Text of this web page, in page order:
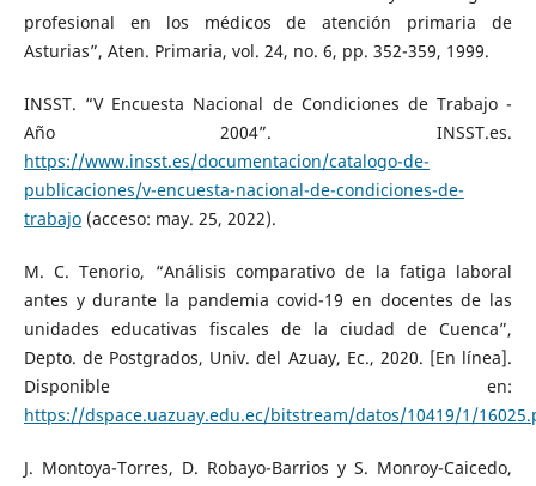
profesional en los médicos de atención primaria de
Asturias”, Aten. Primaria, vol. 24, no. 6, pp. 352-359, 1999.
INSST. “V Encuesta Nacional de Condiciones de Trabajo -
Año 2004”. INSST.es.
https://www.insst.es/documentacion/catalogo-de-
publicaciones/v-encuesta-nacional-de-condiciones-de-
trabajo(acceso: may. 25, 2022).
M. C. Tenorio, “Análisis comparativo de la fatiga laboral
antes y durante la pandemia covid-19 en docentes de las
unidades educativas fiscales de la ciudad de Cuenca”,
Depto. de Postgrados, Univ. del Azuay, Ec., 2020. [En línea].
Disponible en:
https://dspace.uazuay.edu.ec/bitstream/datos/10419/1/
J. Montoya-Torres, D. Robayo-Barrios y S. Monroy-Caicedo,